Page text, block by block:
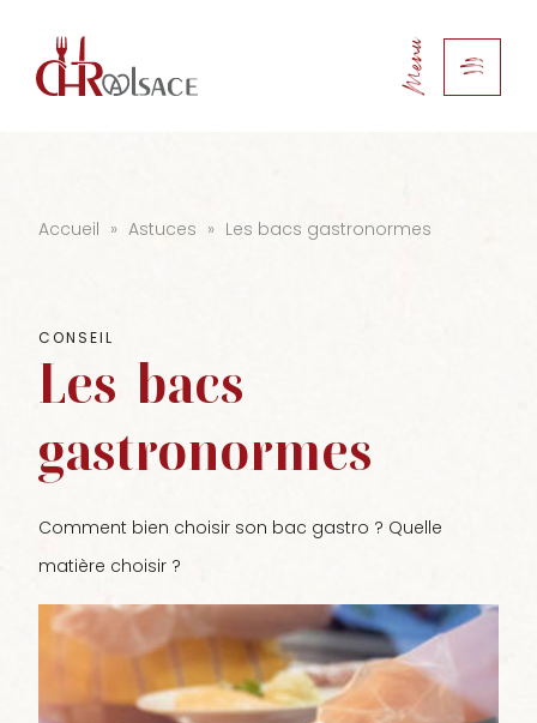
Menu
Accueil » Astuces » Les bacs gastronormes
CONSEIL
Les bacs
gastronormes
Comment bien choisir son bac gastro ? Quelle
matière choisir ?